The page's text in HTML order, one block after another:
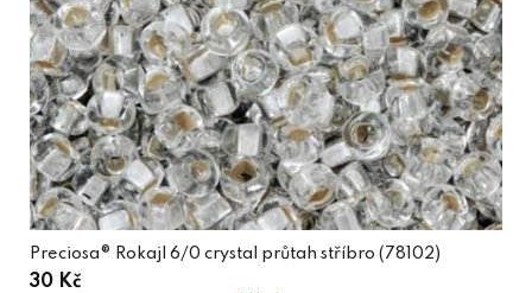
Preciosa® Rokajl 6/0 crystal průtah stříbro (78102)
30 Kč